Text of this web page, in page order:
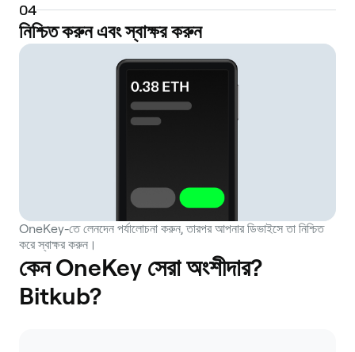
04
নিশ্চিত করুন এবং স্বাক্ষর করুন
OneKey-তে লেনদেন পর্যালোচনা করুন, তারপর আপনার ডিভাইসে তা নিশ্চিত
করে স্বাক্ষর করুন।
কেন OneKey সেরা অংশীদার?
Bitkub?